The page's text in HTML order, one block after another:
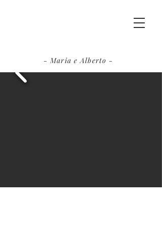
- Maria e Alberto -